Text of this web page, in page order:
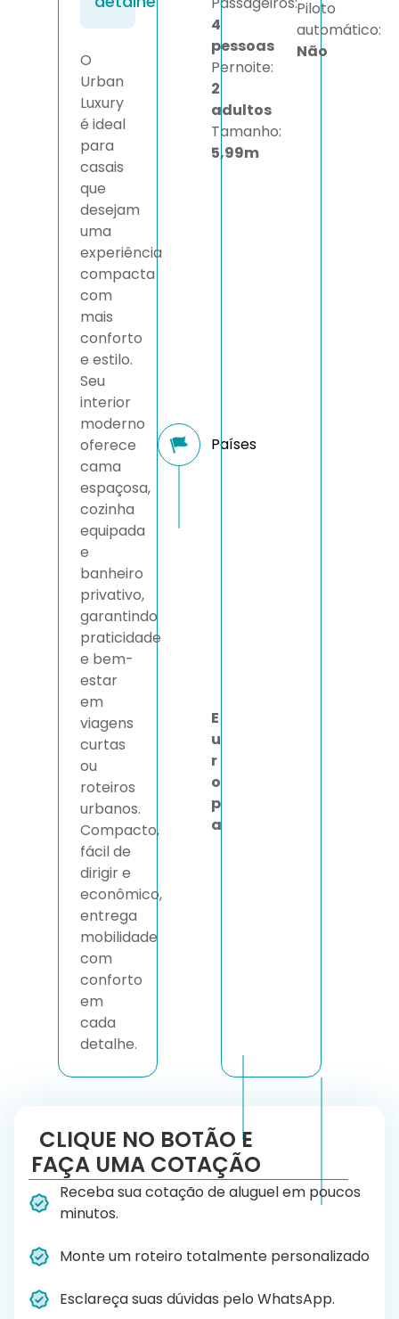
O
Urban
Luxury
é ideal
para
casais
que
desejam
uma
experiência
compacta
com
mais
conforto
e estilo.
Seu
interior
moderno
oferece
cama
espaçosa,
cozinha
equipada
e
banheiro
privativo,
garantindo
praticidade
e bem-
estar
em
viagens
curtas
ou
roteiros
urbanos.
Compacto,
fácil de
dirigir e
econômico,
entrega
mobilidade
com
conforto
em
cada
detalhe.
4
pessoas
Pernoite:
2
adultos
Tamanho:
5,99m
E
u
r
o
p
a
Piloto
automático:
Não
CLIQUE NO BOTÃO E
FAÇA UMA COTAÇÃO
Receba sua cotação de aluguel em poucos
minutos.
Monte um roteiro totalmente personalizado
Esclareça suas dúvidas pelo WhatsApp.